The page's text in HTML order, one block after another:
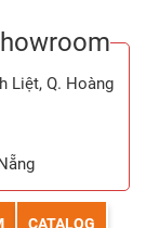
Liệt, Q. Hoàng
CATALOG